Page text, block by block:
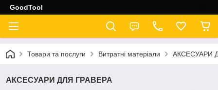
GoodTool
Товари та послуги Витратні матеріали АКСЕСУАРИ
АКСЕСУАРИ ДЛЯ ГРАВЕРА